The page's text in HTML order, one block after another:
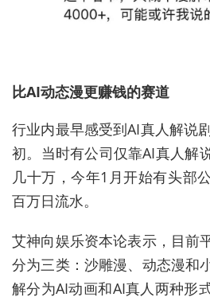
比AI动态漫更赚钱的赛道
行业内最早感受到AI真人解说
初。当时有公司仅靠AI真人解
几十万，今年1月开始有头部
百万日流水。
艾神向娱乐资本论表示，目前
分为三类：沙雕漫、动态漫和
解分为AI动画和AI真人两种形